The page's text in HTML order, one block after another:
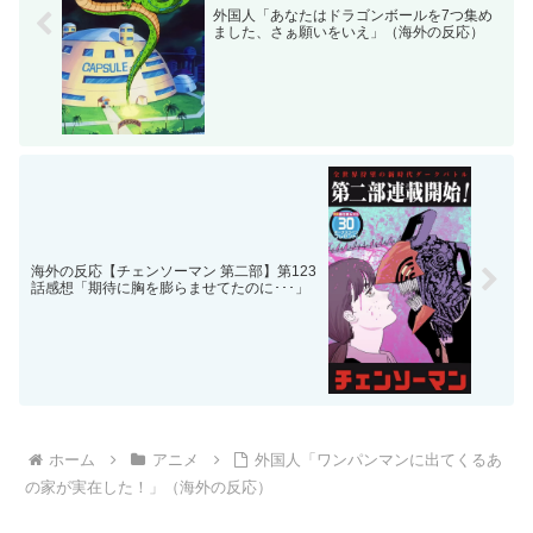
外国人「あなたはドラゴンボールを7つ集め
ました、さぁ願いをいえ」（海外の反応）
海外の反応【チェンソーマン 第二部】第123
話感想「期待に胸を膨らませてたのに･･･」
ホーム アニメ
外国人「ワンパンマンに出てくるあ
の家が実在した！」（海外の反応）